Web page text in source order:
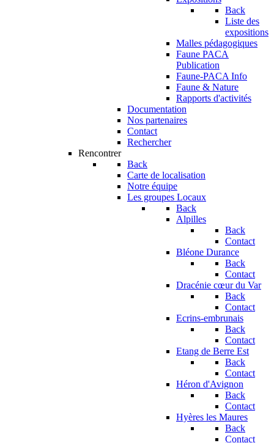
Back
Liste des
expositions
Malles pédagogiques
Faune PACA
Publication
Faune-PACA Info
Faune & Nature
Rapports d'activités
Documentation
Nos partenaires
Contact
Rechercher
Rencontrer
Back
Carte de localisation
Notre équipe
Les groupes Locaux
Back
Alpilles
Back
Contact
Bléone Durance
Back
Contact
Dracénie cœur du Var
Back
Contact
Ecrins-embrunais
Back
Contact
Etang de Berre Est
Back
Contact
Héron d'Avignon
Back
Contact
Hyères les Maures
Back
Contact